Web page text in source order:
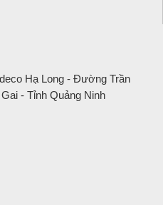
Hạ Long - Đường Trần
- Tỉnh Quảng Ninh